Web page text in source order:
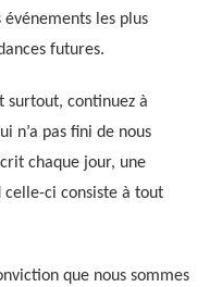
événements les plus
futures.
surtout, continuez à
n’a pas fini de nous
chaque jour, une
ci consiste à tout
que nous sommes